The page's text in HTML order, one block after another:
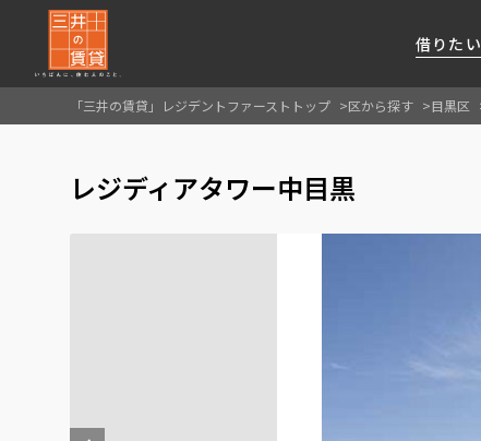
借りたい
ご提供するサービスをご紹介します
最適なプランをご提案します
FIRST CHANNEL
各種サービスをご紹介します
「三井の賃貸」レジデントファーストトップ 区から探す 目黒区
レジディアタワー中目黒